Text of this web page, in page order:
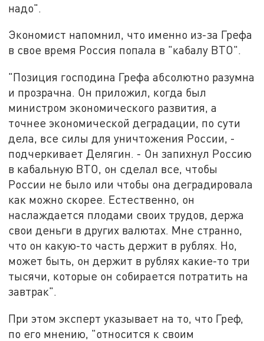
надо".
Экономист напомнил, что именно из-за Грефа
в свое время Россия попала в "кабалу ВТО".
"Позиция господина Грефа абсолютно разумна
и прозрачна. Он приложил, когда был
министром экономического развития, а
точнее экономической деградации, по сути
дела, все силы для уничтожения России, -
подчеркивает Делягин. - Он запихнул Россию
в кабальную ВТО, он сделал все, чтобы
России не было или чтобы она деградировала
как можно скорее. Естественно, он
наслаждается плодами своих трудов, держа
свои деньги в других валютах. Мне странно,
что он какую-то часть держит в рублях. Но,
может быть, он держит в рублях какие-то три
тысячи, которые он собирается потратить на
завтрак".
При этом эксперт указывает на то, что Греф,
по его мнению, "относится к своим